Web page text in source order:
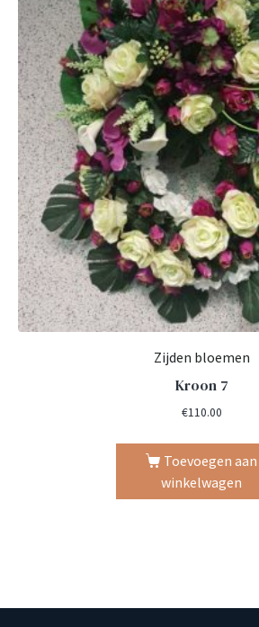
Zijden bloemen
Kroon 7
€110.00
Toevoegen aan
winkelwagen